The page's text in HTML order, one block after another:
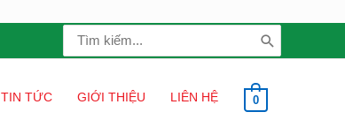
Search
for:
TIN TỨC GIỚI THIỆU LIÊN HỆ 0